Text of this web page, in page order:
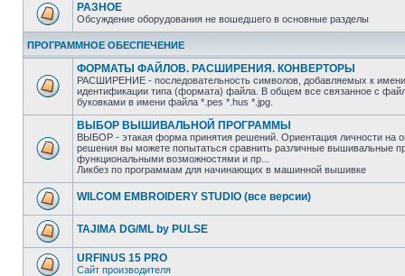
РАЗНОЕ
Обсуждение оборудования не вошедшего в основные разделы
ПРОГРАММНОЕ ОБЕСПЕЧЕНИЕ
ФОРМАТЫ ФАЙЛОВ. РАСШИРЕНИЯ. КОНВЕРТОРЫ
РАСШИРЕНИЕ - последовательность символов, добавляемых к
идентификации типа (формата) файла. В общем все связанное с
буковками в имени файла *.pes *.hus *.jpg.
ВЫБОР ВЫШИВАЛЬНОЙ ПРОГРАММЫ
ВЫБОР - этакая форма принятия решений. Ориентация личности на
решения вы можете попытаться сравнить различные вышивальные
функциональными возможностями и пр...
Ликбез по программам для начинающих в машинной вышивке
WILCOM EMBROIDERY STUDIO (все версии)
TAJIMA DG/ML by PULSE
URFINUS 15 PRO
Сайт производителя